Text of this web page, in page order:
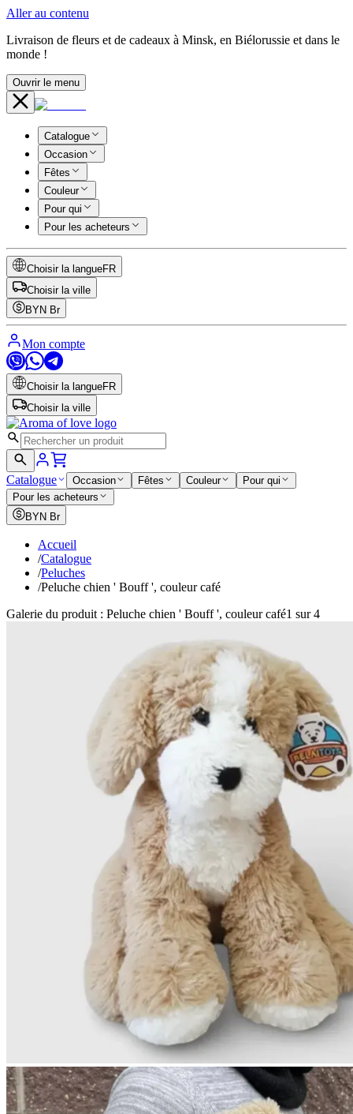
Aller au contenu
Livraison de fleurs et de cadeaux à Minsk, en Biélorussie et dans le
monde !
Ouvrir le menu
Catalogue
Occasion
Fêtes
Couleur
Pour qui
Pour les acheteurs
Choisir la langueFR
Choisir la ville
BYN Br
Mon compte
Choisir la langueFR
Choisir la ville
Catalogue Occasion Fêtes Couleur
Pour qui
Pour les acheteurs
BYN Br
Accueil
/Catalogue
/Peluches
/Peluche chien ' Bouff ', couleur café
Galerie du produit : Peluche chien ' Bouff ', couleur café1 sur 4